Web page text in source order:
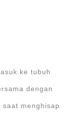
ke tubuh
dengan
menghisap